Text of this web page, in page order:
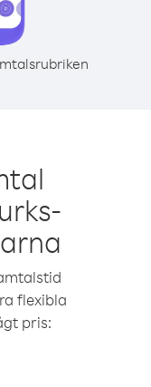
flexibla
pris: